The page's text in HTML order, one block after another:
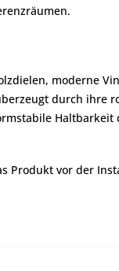
moderne
durch
Produkt vor der